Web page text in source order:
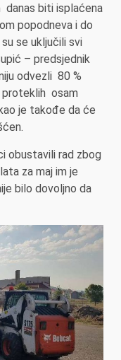
danas biti isplaćena
popodneva i do
se uključili svi
– predsjednik
odvezli 80 %
proteklih osam
je takođe da će
obustavili rad zbog
za maj im je
bilo dovoljno da